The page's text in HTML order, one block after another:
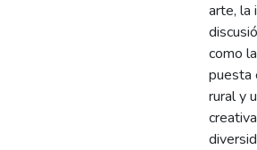
arte, la
como
puesta
rural y